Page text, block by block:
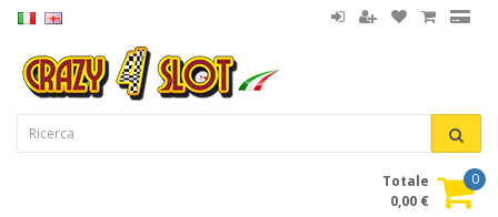
0
Totale
0,00 €